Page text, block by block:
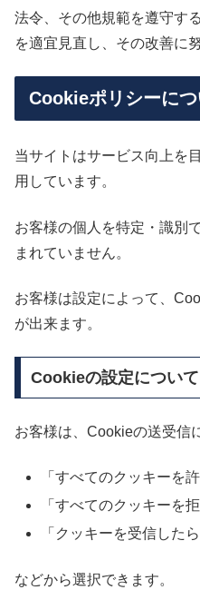
法令、その他規範を遵守す
を適宜見直し、その改善に
Cookieポリシーにつ
当サイトはサービス向上を
用しています。
お客様の個人を特定・識別
まれていません。
お客様は設定によって、
が出来ます。
Cookieの設定について
お客様は、Cookieの送受信
「すべてのクッキーを
「すべてのクッキーを
「クッキーを受信した
などから選択できます。